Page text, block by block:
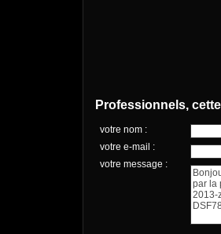
Professionnels,
votre nom :
votre e-mail :
votre message :